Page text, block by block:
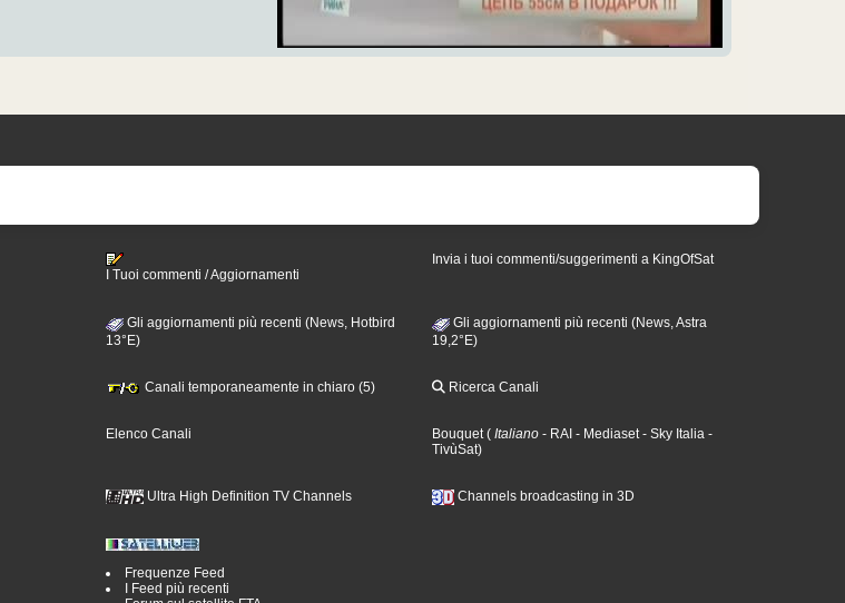
I Tuoi commenti / Aggiornamenti
Invia i tuoi commenti/suggerimenti a KingOfSat
Gli aggiornamenti più recenti (News, Hotbird
13°E)
Gli aggiornamenti più recenti (News, Astra
19,2°E)
Canali temporaneamente in chiaro (5) Ricerca Canali
Elenco Canali Bouquet( Italiano - RAI - Mediaset- Sky Italia -
TivùSat)
Ultra High Definition TV Channels Channels broadcasting in 3D
Frequenze Feed
I Feed più recenti